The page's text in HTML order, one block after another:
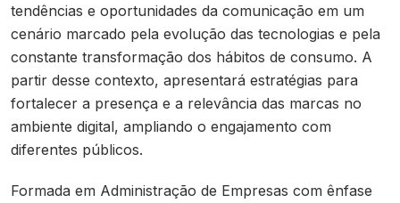
tendências e oportunidades da comunicação em um
cenário marcado pela evolução das tecnologias e pela
constante transformação dos hábitos de consumo. A
partir desse contexto, apresentará estratégias para
fortalecer a presença e a relevância das marcas no
ambiente digital, ampliando o engajamento com
diferentes públicos.
Formada em Administração de Empresas com ênfase